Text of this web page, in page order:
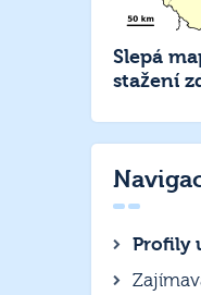
Slepá
stažení
Profily